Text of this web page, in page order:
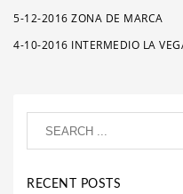
5-12-2016 ZONA DE MARCA
4-10-2016 INTERMEDIO LA
RECENT POSTS